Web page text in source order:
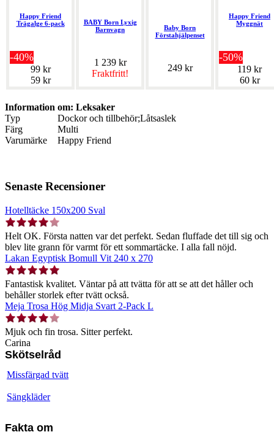
Happy Friend
Trägalge 6-pack
-40%
99 kr
59 kr
BABY Born Lyxig
Barnvagn
1 239 kr
Fraktfritt!
Baby Born
Förstahjälpenset
249 kr
Happy Friend
Myggnät
-50%
119 kr
60 kr
Information om: Leksaker
Typ
Dockor och tillbehör;Låtsaslek
Färg
Multi
Varumärke
Happy Friend
Senaste Recensioner
Hotelltäcke 150x200 Sval
Helt OK. Första natten var det perfekt. Sedan fluffade det till sig och
blev lite grann för varmt för ett sommartäcke. I alla fall nöjd.
Lakan Egyptisk Bomull Vit 240 x 270
Fantastisk kvalitet. Väntar på att tvätta för att se att det håller och
behåller storlek efter tvätt också.
Meja Trosa Hög Midja Svart 2-Pack L
Mjuk och fin trosa. Sitter perfekt.
Carina
Skötselråd
Missfärgad tvätt
Sängkläder
Fakta om